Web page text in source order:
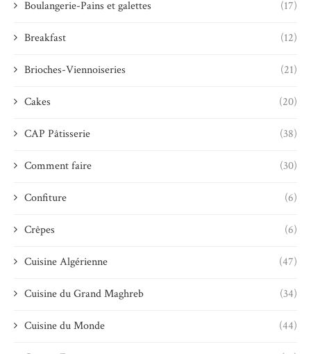
Boulangerie-Pains et galettes (17)
Breakfast (12)
Brioches-Viennoiseries (21)
Cakes (20)
CAP Pâtisserie (38)
Comment faire (30)
Confiture (6)
Crêpes (6)
Cuisine Algérienne (47)
Cuisine du Grand Maghreb (34)
Cuisine du Monde (44)